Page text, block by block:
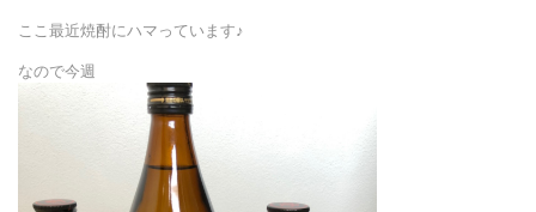
ここ最近焼酎にハマっています♪
なので今週